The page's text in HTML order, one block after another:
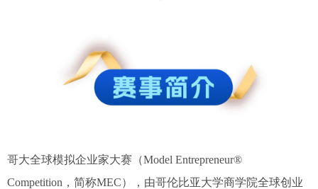
哥大全球模拟企业家大赛（Model Entrepreneur®
Competition，简称MEC），由哥伦比亚大学商学院全球创业